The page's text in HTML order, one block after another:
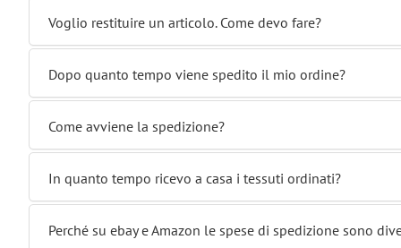
Voglio restituire un articolo. Come devo fare?
Dopo quanto tempo viene spedito il mio ordine?
Come avviene la spedizione?
In quanto tempo ricevo a casa i tessuti ordinati?
Perché su ebay e Amazon le spese di spedizione sono